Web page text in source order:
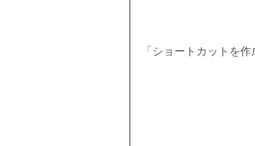
「ショートカットを